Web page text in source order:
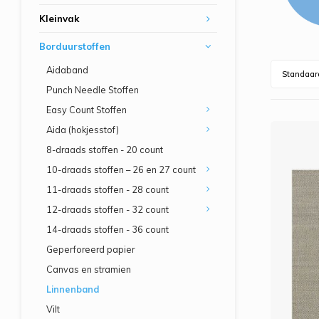
Kleinvak
Borduurstoffen
Aidaband
Punch Needle Stoffen
Easy Count Stoffen
Aida (hokjesstof)
8-draads stoffen - 20 count
10-draads stoffen – 26 en 27 count
11-draads stoffen - 28 count
12-draads stoffen - 32 count
14-draads stoffen - 36 count
Geperforeerd papier
Canvas en stramien
Linnenband
Vilt